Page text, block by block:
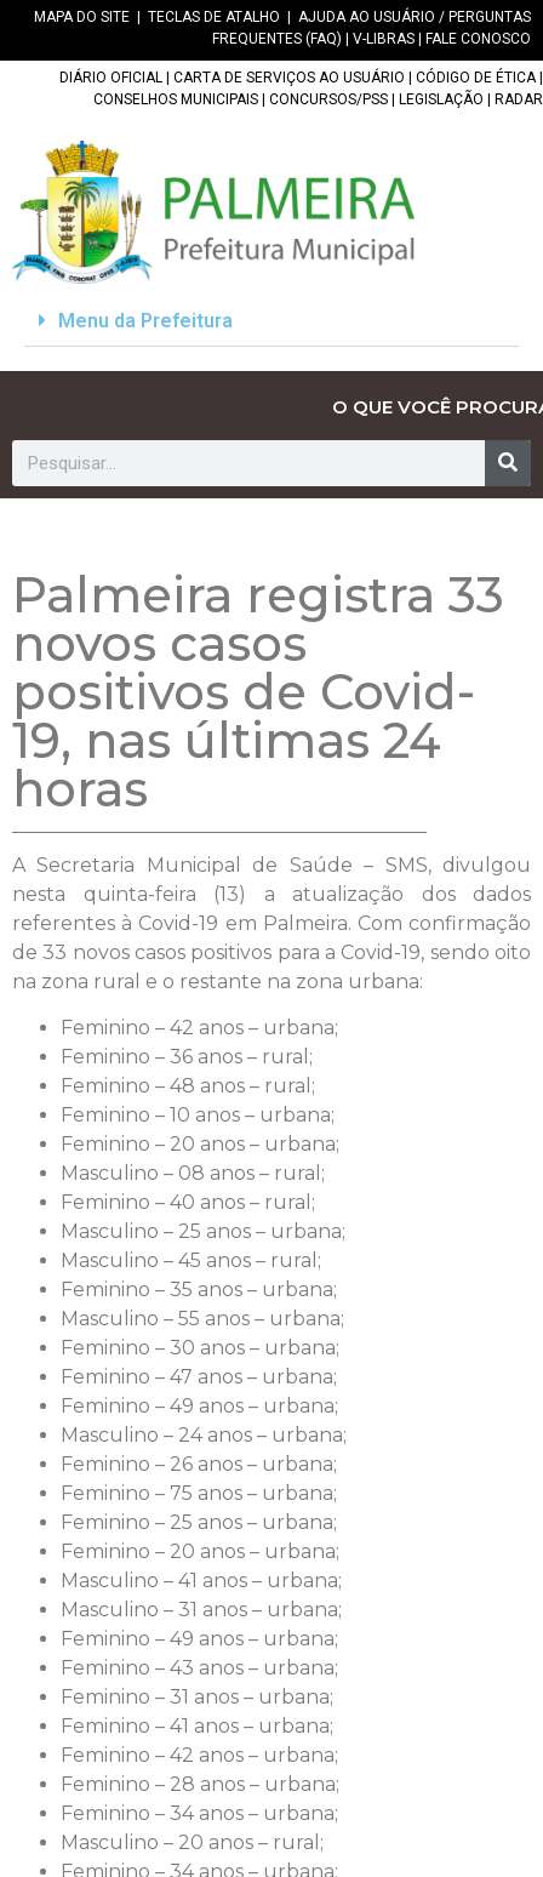
MAPA DO SITE TECLAS DE ATALHO
AJUDA AO USUÁRIO / PERGUNTAS
FREQUENTES (FAQ)
V-LIBRAS FALE CONOSCO
DIÁRIO OFICIAL CARTA DE SERVIÇOS AO USUÁRIO CÓDIGO DE ÉTICA|
CONSELHOS MUNICIPAIS
CONCURSOS/PSS LEGISLAÇÃO RADAR
Menu da Prefeitura
O QUE VOCÊ
Palmeira registra 33
novos casos
positivos de Covid-
19, nas últimas 24
horas
A Secretaria Municipal de Saúde – SMS, divulgou
nesta quinta-feira (13) a atualização dos dados
referentes à Covid-19 em Palmeira. Com confirmação
de 33 novos casos positivos para a Covid-19, sendo oito
na zona rural e o restante na zona urbana:
Feminino – 42 anos – urbana;
Feminino – 36 anos – rural;
Feminino – 48 anos – rural;
Feminino – 10 anos – urbana;
Feminino – 20 anos – urbana;
Masculino – 08 anos – rural;
Feminino – 40 anos – rural;
Masculino – 25 anos – urbana;
Masculino – 45 anos – rural;
Feminino – 35 anos – urbana;
Masculino – 55 anos – urbana;
Feminino – 30 anos – urbana;
Feminino – 47 anos – urbana;
Feminino – 49 anos – urbana;
Masculino – 24 anos – urbana;
Feminino – 26 anos – urbana;
Feminino – 75 anos – urbana;
Feminino – 25 anos – urbana;
Feminino – 20 anos – urbana;
Masculino – 41 anos – urbana;
Masculino – 31 anos – urbana;
Feminino – 49 anos – urbana;
Feminino – 43 anos – urbana;
Feminino – 31 anos – urbana;
Feminino – 41 anos – urbana;
Feminino – 42 anos – urbana;
Feminino – 28 anos – urbana;
Feminino – 34 anos – urbana;
Masculino – 20 anos – rural;
Feminino – 34 anos – urbana;